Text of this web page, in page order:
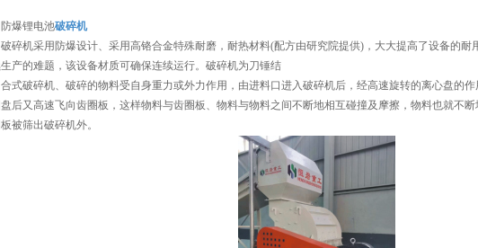
防爆锂电池破碎机
破碎机采用防爆设计、采用高铬合金特殊耐磨，耐热材料(配方由研究院提供)，大大提高了设备的耐
产的难题，该设备材质可确保连续运行。破碎机为刀锤结
合式破碎机、破碎的物料受自身重力或外力作用，由进料口进入破碎机后，经高速旋转的离心盘的
后又高速飞向齿圈板，这样物料与齿圈板、物料与物料之间不断地相互碰撞及摩擦，物料也就不
被筛出破碎机外。